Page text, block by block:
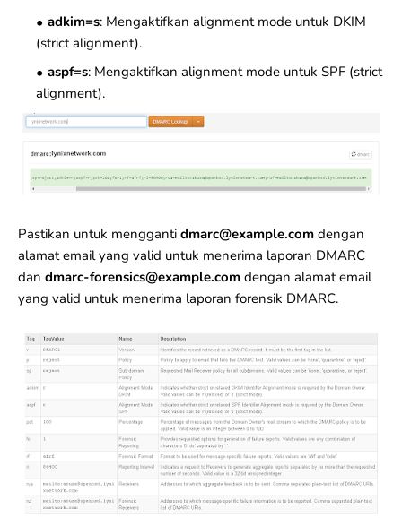
adkim=s: Mengaktifkan alignment mode untuk DKIM
(strict alignment).
aspf=s: Mengaktifkan alignment mode untuk SPF (strict
alignment).
Pastikan untuk mengganti dmarc@example.com dengan
alamat email yang valid untuk menerima laporan DMARC
dan dmarc-forensics@example.com dengan alamat email
yang valid untuk menerima laporan forensik DMARC.